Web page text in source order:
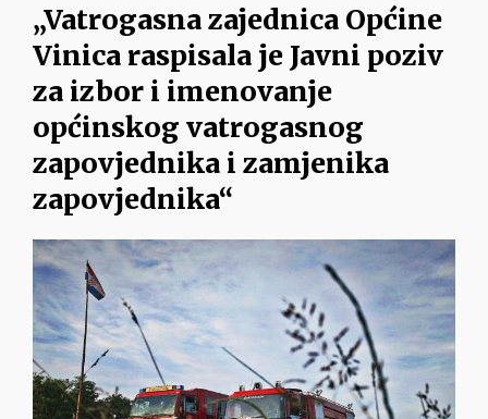
„Vatrogasna zajednica Općine
Vinica raspisala je Javni poziv
za izbor i imenovanje
općinskog vatrogasnog
zapovjednika i zamjenika
zapovjednika“